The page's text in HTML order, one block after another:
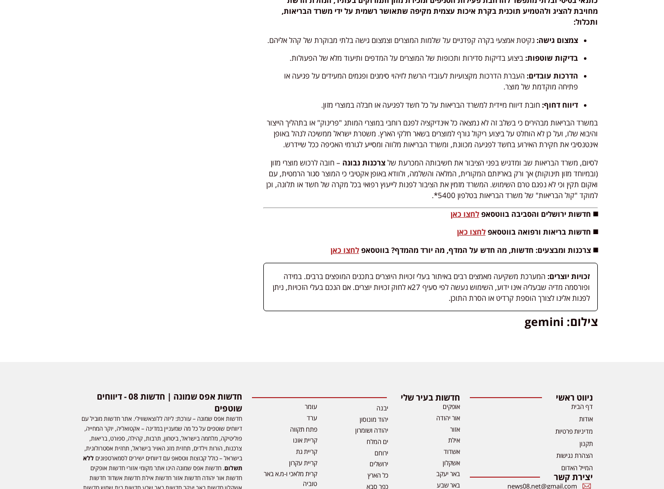
מחויבת להציג ולהטמיע תוכנית בקרת איכות עצמית מקיפה שתאושר רשמית על ידי משרד הבריאות,
ותכלול:
צמצום גישה: נקיטת אמצעי בקרה קפדניים על שלמות המוצרים וצמצום גישה בלתי מבוקרת של קהל אליהם.
בדיקות שוטפות: ביצוע בדיקות סדירות ותכופות של המוצרים על המדפים ותיעוד מלא של הפעולות.
הדרכות עובדים: העברת הדרכות מקצועיות לעובדי הרשת לזיהוי סימנים ופגמים המעידים על פגיעה או
פתיחה מוקדמת של מוצר.
דיווח דחוף: חובת דיווח מיידית למשרד הבריאות על כל חשד לפגיעה או חבלה במוצרי מזון.
במשרד הבריאות מבהירים כי בשלב זה לא נמצאה כל אינדיקציה לפגם רוחבי במוצרי המותג "פרינוק" או בתהליך הייצור
והיבוא שלו, ועל כן לא הוחלט על ביצוע ריקול גורף למוצרים בשאר חלקי הארץ. משטרת ישראל ממשיכה לנהל באופן
אינטנסיבי את חקירת האירוע בחשד לפגיעה מכוונת, ומשרד הבריאות מלווה ומסייע לגורמי האכיפה ככל שיידרש.
לסיום, משרד הבריאות שב ומדגיש בפני הציבור את חשיבותה המכרעת שלצרכנות נבונה – חובה לרכוש מוצרי מזון
(ובמיוחד מזון תינוקות) אך ורק באריזתם המקורית, המלאה והשלמה, ולוודא באופן אקטיבי כי המוצר סגור הרמטית, עם
ואקום תקין וכי לא נפגם טרם השימוש. המשרד מזמין את הציבור לפנות לייעוץ רפואי בכל מקרה של חשד או תלונה, וכן
למוקד "קול הבריאות" של משרד הבריאות בטלפון 5400*.
◼️ חדשות ירושלים והסביבה בווטסאפלחצו כאן
◼️ חדשות בריאות ורפואה בווטסאפלחצו כאן
◼️ צרכנות ומבצעים: חדשות, מה חדש על המדף, מה יורד מהמדף? בווטסאפלחצו כאן
זכויות יוצרים: המערכת משקיעה מאמצים רבים באיתור בעלי זכויות היוצרים בתכנים המופצים ברבים. במידה
ופורסמה מדיה שבעליה אינו ידוע, השימוש נעשה לפי סעיף 27א לחוק זכויות יוצרים. אם הנכם בעלי הזכויות, ניתן
לפנות אלינו לצורך הוספת קרדיט או הסרת התוכן.
צילום: gemini
ניווט ראשי
דף הבית
אודות
מדיניות פרטיות
תקנון
הצהרת נגישות
המייל האדום
יצירת קשר
news08.net@gmail.com
חדשות בעיר שלי
אופקים
אור יהודה
אזור
אילת
אשדוד
אשקלון
באר יעקב
באר שבע
יבנה
יהוד מונוסון
יהודה ושומרון
ים המלח
ירוחם
ירושלים
כל הארץ
כפר סבא
עומר
ערד
פתח תקווה
קריית אונו
קריית גת
קריית עקרון
קרית מלאכי ו-מ.א באר
טוביה
חדשות אפס שמונה | חדשות 08 - דיווחים
שוטפים
חדשות אפס שמונה – עורכת: ליזה ללוצאשווילי. אתר חדשות מוביל עם
דיווחים שוטפים על כל מה שמעניין במדינה – אקטואליה, יוקר המחייה,
פוליטיקה, מלחמה בישראל, ביטחון, תרבות, קהילה, ספורט, בריאות,
צרכנות, הורות וילדים, תחזית מזג האויר בישראל, תחזית אסטרולוגית,
בישראל – כולל קבוצות ווטסאפ עם דיווחים ישירים לסמארטפוניםללא
תשלום. חדשות אפס שמונה הינו אתר מקומי אזורי חדשות אופקים
חדשות אור יהודה חדשות אזור חדשות אילת חדשות אשדוד חדשות